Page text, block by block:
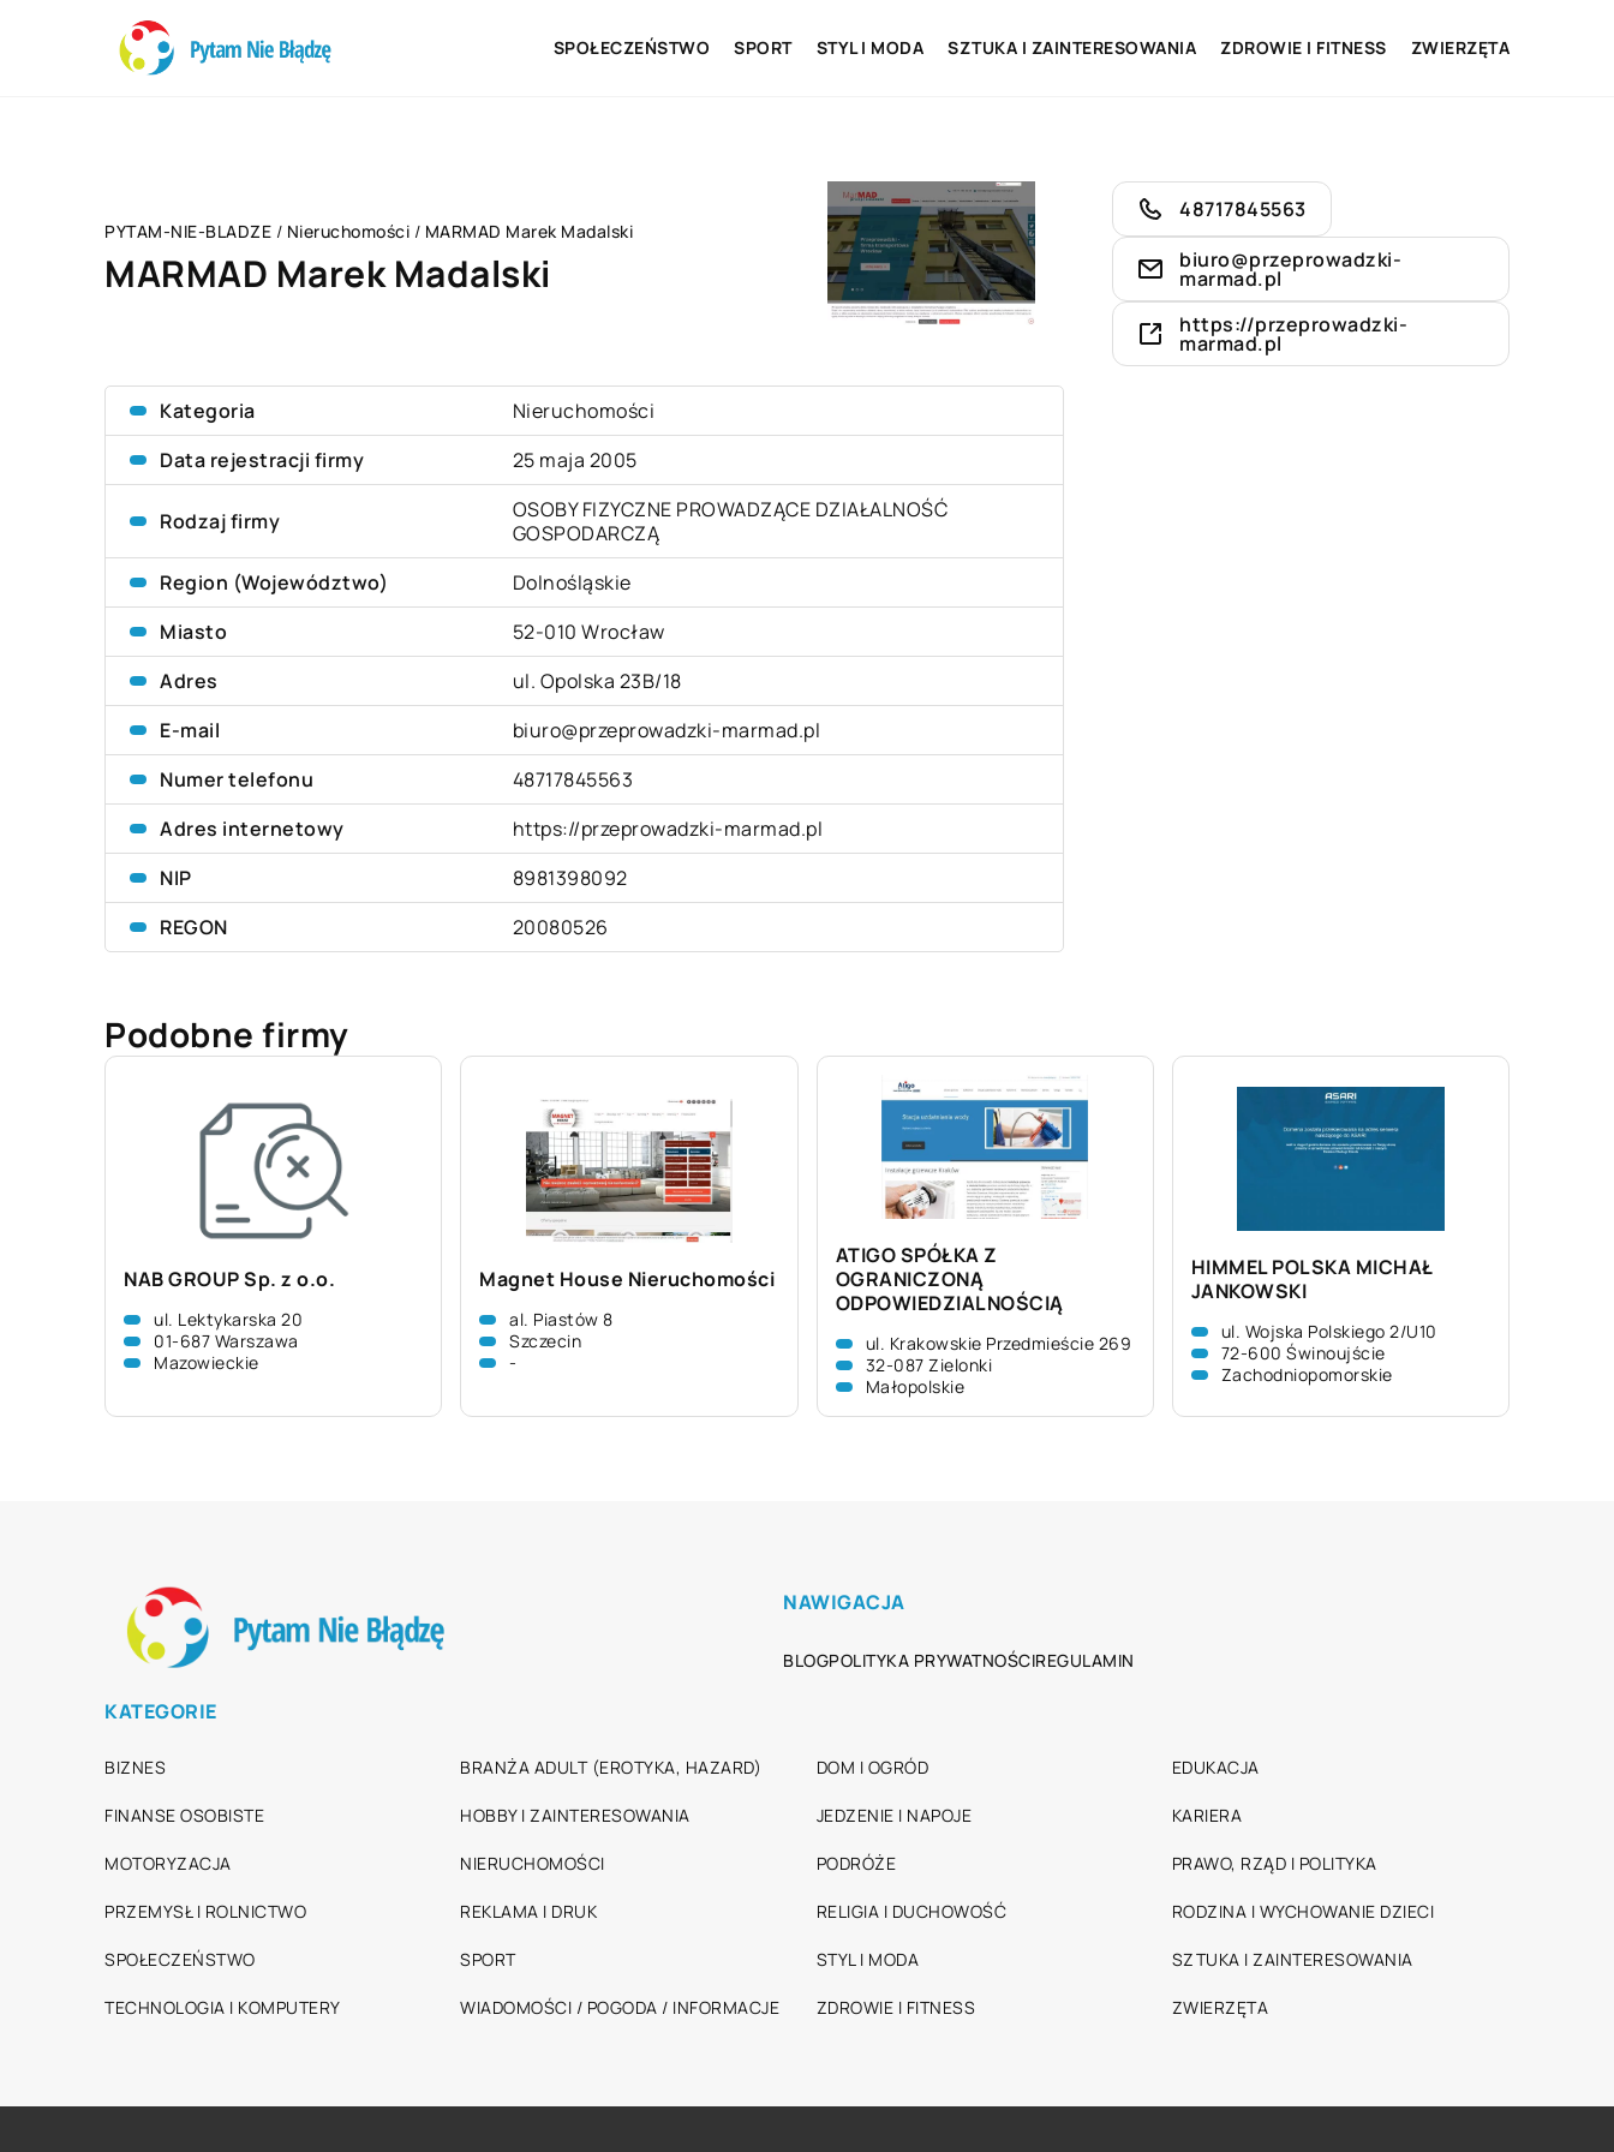
SPOŁECZEŃSTWO SPORT STYL I MODA SZTUKA I ZAINTERESOWANIA ZDROWIE I FITNESS ZWIERZĘTA
PYTAM-NIE-BLADZE / Nieruchomości / MARMAD Marek Madalski
MARMAD Marek Madalski
Kategoria
Nieruchomości
Data rejestracji firmy
25 maja 2005
Rodzaj firmy
OSOBY FIZYCZNE PROWADZĄCE DZIAŁALNOŚĆ
GOSPODARCZĄ
Region (Województwo)
Dolnośląskie
Miasto
52-010 Wrocław
Adres
ul. Opolska 23B/18
E-mail
biuro@przeprowadzki-marmad.pl
Numer telefonu
48717845563
Adres internetowy
https://przeprowadzki-marmad.pl
NIP
8981398092
REGON
20080526
48717845563
biuro@przeprowadzki-
marmad.pl
https://przeprowadzki-
marmad.pl
Podobne firmy
NAB GROUP Sp. z o.o.
ul. Lektykarska 20
01-687 Warszawa
Mazowieckie
Magnet House Nieruchomości
al. Piastów 8
Szczecin
-
ATIGO SPÓŁKA Z
OGRANICZONĄ
ODPOWIEDZIALNOŚCIĄ
ul. Krakowskie Przedmieście 269
32-087 Zielonki
Małopolskie
HIMMEL POLSKA MICHAŁ
JANKOWSKI
ul. Wojska Polskiego 2/U10
72-600 Świnoujście
Zachodniopomorskie
NAWIGACJA
BLOGPOLITYKA PRYWATNOŚCIREGULAMIN
KATEGORIE
BIZNES BRANŻA ADULT (EROTYKA, HAZARD) DOM I OGRÓD EDUKACJA
FINANSE OSOBISTE HOBBY I ZAINTERESOWANIA JEDZENIE I NAPOJE KARIERA
MOTORYZACJA NIERUCHOMOŚCI PODRÓŻE PRAWO, RZĄD I POLITYKA
PRZEMYSŁ I ROLNICTWO REKLAMA I DRUK RELIGIA I DUCHOWOŚĆ RODZINA I WYCHOWANIE DZIECI
SPOŁECZEŃSTWO SPORT STYL I MODA SZTUKA I ZAINTERESOWANIA
TECHNOLOGIA I KOMPUTERY WIADOMOŚCI / POGODA / INFORMACJE ZDROWIE I FITNESS ZWIERZĘTA